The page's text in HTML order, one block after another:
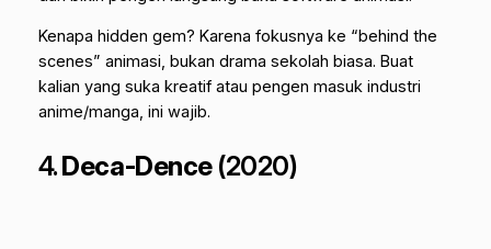
Kenapa hidden gem? Karena fokusnya ke “behind the
scenes” animasi, bukan drama sekolah biasa. Buat
kalian yang suka kreatif atau pengen masuk industri
anime/manga, ini wajib.
4.Deca-Dence(2020)